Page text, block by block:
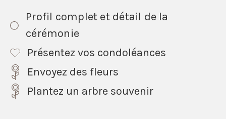
Profil complet et détail de la
cérémonie
Présentez vos condoléances
Envoyez des fleurs
Plantez un arbre souvenir